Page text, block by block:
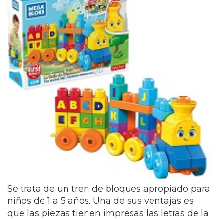
Se trata de un tren de bloques apropiado para
niños de 1 a 5 años. Una de sus ventajas es
que las piezas tienen impresas las letras de la